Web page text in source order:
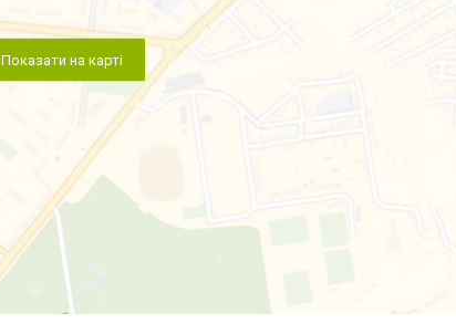
Показати на карті